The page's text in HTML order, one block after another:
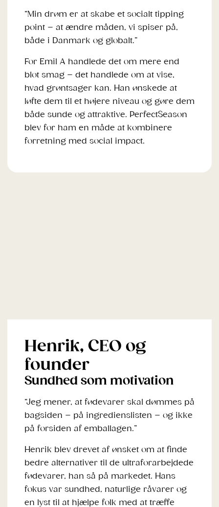
“Min drøm er at skabe et socialt tipping
point – at ændre måden, vi spiser på,
både i Danmark og globalt.”
For Emil A handlede det om mere end
blot smag – det handlede om at vise,
hvad grøntsager kan. Han ønskede at
løfte dem til et højere niveau og gøre dem
både sunde og attraktive. PerfectSeason
blev for ham en måde at kombinere
forretning med social impact.
Henrik, CEO og
founder
Sundhed som motivation
“Jeg mener, at fødevarer skal dømmes på
bagsiden – på ingredienslisten – og ikke
på forsiden af emballagen.”
Henrik blev drevet af ønsket om at finde
bedre alternativer til de ultraforarbejdede
fødevarer, han så på markedet. Hans
fokus var sundhed, naturlige råvarer og
en lyst til at hjælpe folk med at træffe